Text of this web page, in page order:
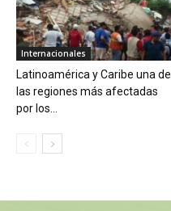
Internacionales
Latinoamérica y Caribe una de
las regiones más afectadas
por los...